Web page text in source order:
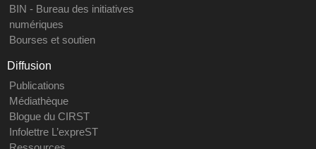
BIN - Bureau des initiatives
numériques
Bourses et soutien
Diffusion
Publications
Médiathèque
Blogue du CIRST
Infolettre L’expreST